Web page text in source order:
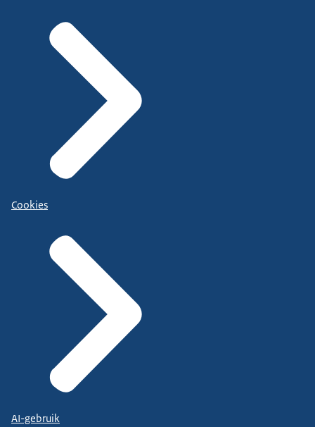
Cookies
AI-gebruik